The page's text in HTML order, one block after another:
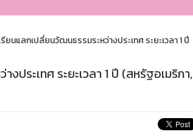
แลกเปลี่ยนวัฒนธรรมระหว่างประเทศ ระยะเวลา 1 ปี
ประเทศ ระยะเวลา 1 ปี (สหรัฐอเมริกา,